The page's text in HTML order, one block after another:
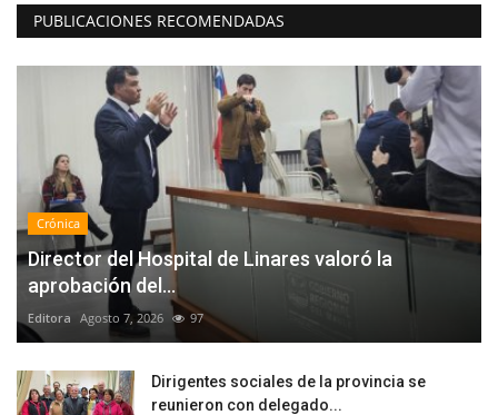
PUBLICACIONES RECOMENDADAS
Crónica
Director del Hospital de Linares valoró la
aprobación del...
Editora Agosto 7, 2026 97
Dirigentes sociales de la provincia se
reunieron con delegado...